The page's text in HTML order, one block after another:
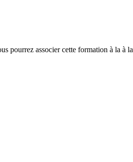
pourrez associer cette formation à la à la